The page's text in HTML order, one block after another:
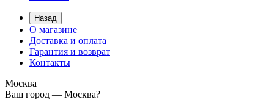
Назад
О магазине
Доставка и оплата
Гарантия и возврат
Контакты
Москва
Ваш город — Москва?